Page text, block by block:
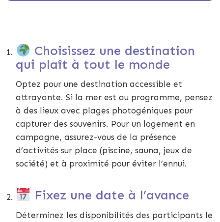
Choisissez une destination
qui plaît à tout le monde
Optez pour une destination accessible et
attrayante. Si la mer est au programme, pensez
à des lieux avec plages photogéniques pour
capturer des souvenirs. Pour un logement en
campagne, assurez-vous de la présence
d’activités sur place (piscine, sauna, jeux de
société) et à proximité pour éviter l’ennui.
Fixez une date à l’avance
Déterminez les disponibilités des participants le